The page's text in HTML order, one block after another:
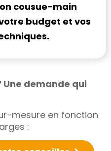
cousue-main
budget et vos
Une demande qui
mesure en fonction
: